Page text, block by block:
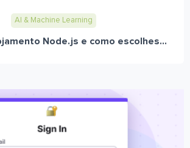
AI & Machine Learning
Node.js e como escolhes...